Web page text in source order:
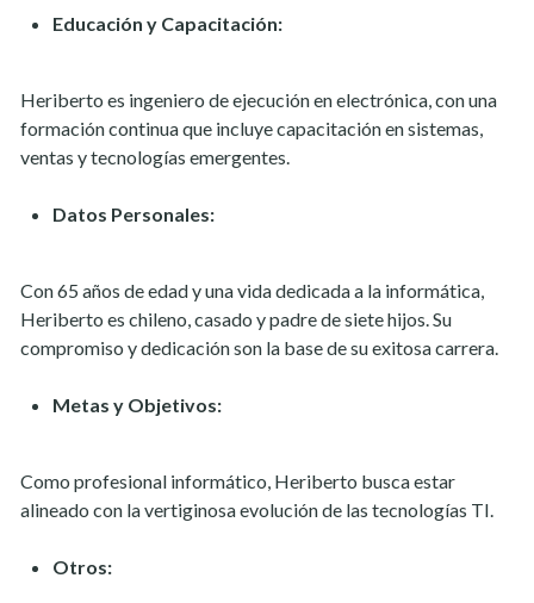
Educación y Capacitación:
Heriberto es ingeniero de ejecución en electrónica, con una
formación continua que incluye capacitación en sistemas,
ventas y tecnologías emergentes.
Datos Personales:
Con 65 años de edad y una vida dedicada a la informática,
Heriberto es chileno, casado y padre de siete hijos. Su
compromiso y dedicación son la base de su exitosa carrera.
Metas y Objetivos:
Como profesional informático, Heriberto busca estar
alineado con la vertiginosa evolución de las tecnologías TI.
Otros: